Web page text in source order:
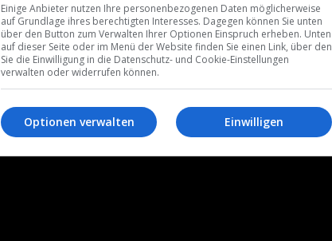
Einige Anbieter nutzen Ihre personenbezogenen Daten möglicherweise
auf Grundlage ihres berechtigten Interesses. Dagegen können Sie unten
über den Button zum Verwalten Ihrer Optionen Einspruch erheben. Unten
auf dieser Seite oder im Menü der Website finden Sie einen Link, über den
Sie die Einwilligung in die Datenschutz- und Cookie-Einstellungen
verwalten oder widerrufen können.
Einwilligen
Optionen verwalten